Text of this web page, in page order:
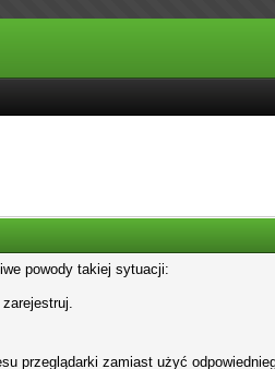
powody takiej sytuacji:
przeglądarki zamiast użyć